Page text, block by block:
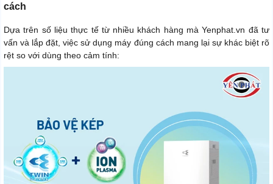
cách
Dựa trên số liệu thực tế từ nhiều khách hàng mà Yenphat.vn đã tư
vấn và lắp đặt, việc sử dụng máy đúng cách mang lại sự khác biệt rõ
rệt so với dùng theo cảm tính: